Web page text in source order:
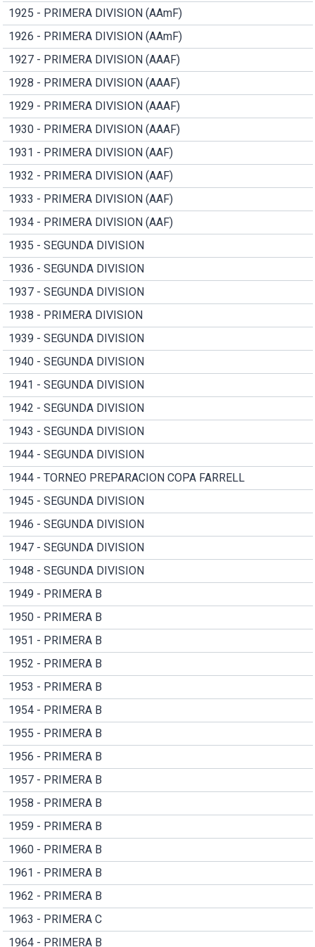
1925 - PRIMERA DIVISION (AAmF)
1926 - PRIMERA DIVISION (AAmF)
1927 - PRIMERA DIVISION (AAAF)
1928 - PRIMERA DIVISION (AAAF)
1929 - PRIMERA DIVISION (AAAF)
1930 - PRIMERA DIVISION (AAAF)
1931 - PRIMERA DIVISION (AAF)
1932 - PRIMERA DIVISION (AAF)
1933 - PRIMERA DIVISION (AAF)
1934 - PRIMERA DIVISION (AAF)
1935 - SEGUNDA DIVISION
1936 - SEGUNDA DIVISION
1937 - SEGUNDA DIVISION
1938 - PRIMERA DIVISION
1939 - SEGUNDA DIVISION
1940 - SEGUNDA DIVISION
1941 - SEGUNDA DIVISION
1942 - SEGUNDA DIVISION
1943 - SEGUNDA DIVISION
1944 - SEGUNDA DIVISION
1944 - TORNEO PREPARACION COPA FARRELL
1945 - SEGUNDA DIVISION
1946 - SEGUNDA DIVISION
1947 - SEGUNDA DIVISION
1948 - SEGUNDA DIVISION
1949 - PRIMERA B
1950 - PRIMERA B
1951 - PRIMERA B
1952 - PRIMERA B
1953 - PRIMERA B
1954 - PRIMERA B
1955 - PRIMERA B
1956 - PRIMERA B
1957 - PRIMERA B
1958 - PRIMERA B
1959 - PRIMERA B
1960 - PRIMERA B
1961 - PRIMERA B
1962 - PRIMERA B
1963 - PRIMERA C
1964 - PRIMERA B